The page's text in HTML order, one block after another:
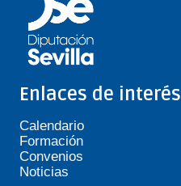
Enlaces de interés
Calendario
Formación
Convenios
Noticias